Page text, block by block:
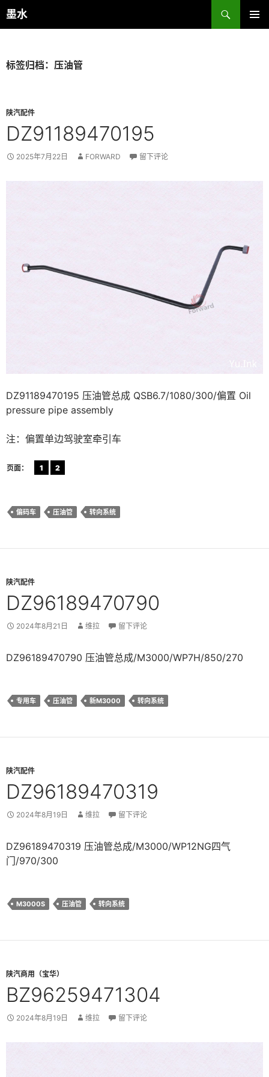
跳
至
墨水
搜
索
标签归档：压油管
陕汽配件
DZ91189470195
2025年7月22日 FORWARD 留下评论
DZ91189470195 压油管总成 QSB6.7/1080/300/偏置 Oil
pressure pipe assembly
注：偏置单边驾驶室牵引车
页面： 1 2
偏码车 压油管 转向系统
陕汽配件
DZ96189470790
2024年8月21日 维拉 留下评论
DZ96189470790 压油管总成/M3000/WP7H/850/270
专用车 压油管 新M3000 转向系统
陕汽配件
DZ96189470319
2024年8月19日 维拉 留下评论
DZ96189470319 压油管总成/M3000/WP12NG四气
门/970/300
M3000S 压油管 转向系统
陕汽商用（宝华）
BZ96259471304
2024年8月19日 维拉 留下评论